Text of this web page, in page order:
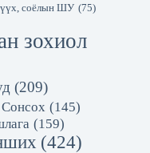
соёлын ШУ (75)
зохиол
(209)
Сонсох (145)
(159)
(424)